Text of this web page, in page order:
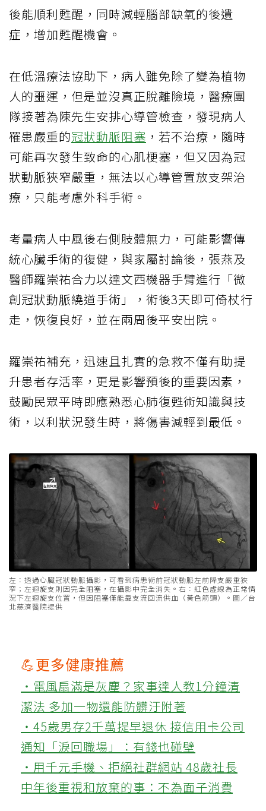
後能順利甦醒，同時減輕腦部缺氧的後遺
症，增加甦醒機會。
在低溫療法協助下，病人雖免除了變為植物
人的噩運，但是並沒真正脫離險境，醫療團
隊接著為陳先生安排心導管檢查，發現病人
罹患嚴重的冠狀動脈阻塞 ，若不治療，隨時
可能再次發生致命的心肌梗塞，但又因為冠
狀動脈狹窄嚴重，無法以心導管置放支架治
療，只能考慮外科手術。
考量病人中風後右側肢體無力，可能影響傳
統心臟手術的復健，與家屬討論後，張燕及
醫師羅崇祐合力以達文西機器手臂進行「微
創冠狀動脈繞道手術」，術後3天即可倚杖行
走，恢復良好，並在兩周後平安出院。
羅崇祐補充，迅速且扎實的急救不僅有助提
升患者存活率，更是影響預後的重要因素，
鼓勵民眾平時即應熟悉心肺復甦術知識與技
術，以利狀況發生時，將傷害減輕到最低。
左：透過心臟冠狀動脈攝影，可看到病患術前冠狀動脈左前降支嚴重狹
窄；左迴旋支則因完全阻塞，在攝影中完全消失。右：紅色虛線為正常情
況下左迴旋支位置，但因阻塞僅能靠支流回流供血（黃色箭頭）。圖／台
北慈濟醫院提供
💪更多健康推薦
‧電風扇滿是灰塵？家事達人教1分鐘清
潔法 多加一物還能防髒汙附著
‧45歲男存2千萬提早退休 接信用卡公司
通知「淚回職場」：有錢也碰壁
‧用千元手機、拒絕社群網站 48歲社長
中年後重視和放棄的事：不為面子消費